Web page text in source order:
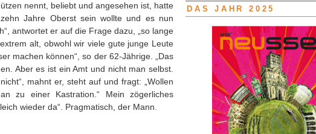
nennt, beliebt und angesehen ist, hatte
Jahre Oberst sein wollte und es nun
antwortet er auf die Frage dazu, „so lange
alt, obwohl wir viele gute junge Leute
machen können“, so der 62-Jährige. „Das
Aber es ist ein Amt und nicht man selbst.
mahnt er, steht auf und fragt: „Wollen
zu einer Kastration.“ Mein zögerliches
wieder da“. Pragmatisch, der Mann.
DAS JAHR 2025